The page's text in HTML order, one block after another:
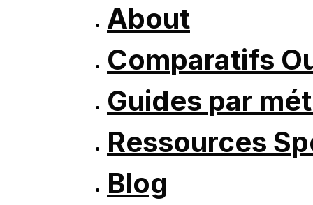
About
Comparatifs
Guides par
Ressources
Blog